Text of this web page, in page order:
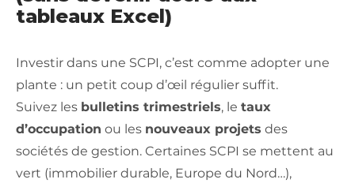
tableaux Excel)
Investir dans une SCPI, c’est comme adopter une
plante : un petit coup d’œil régulier suffit.
Suivez les bulletins trimestriels, le taux
d’occupation ou les nouveaux projets des
sociétés de gestion. Certaines SCPI se mettent au
vert (immobilier durable, Europe du Nord…),